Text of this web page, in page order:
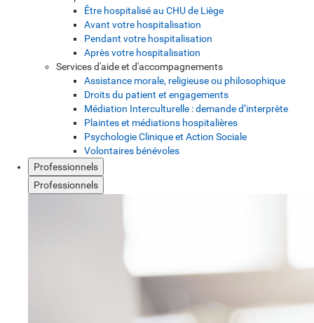
Être hospitalisé au CHU de Liège
Avant votre hospitalisation
Pendant votre hospitalisation
Après votre hospitalisation
Services d'aide et d'accompagnements
Assistance morale, religieuse ou philosophique
Droits du patient et engagements
Médiation Interculturelle : demande d’interprète
Plaintes et médiations hospitalières
Psychologie Clinique et Action Sociale
Volontaires bénévoles
Professionnels
Professionnels